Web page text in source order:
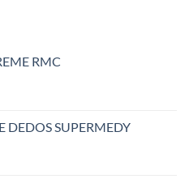
RMC
DEDOS SUPERMEDY